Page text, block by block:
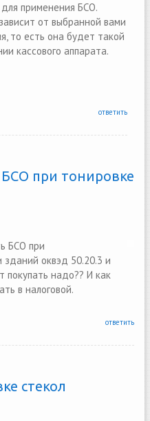
применения БСО.
от выбранной вами
то есть она будет такой
кассового аппарата.
ответить
при тонировке
БСО при
зданий оквэд 50.20.3 и
покупать надо?? И как
в налоговой.
ответить
стекол